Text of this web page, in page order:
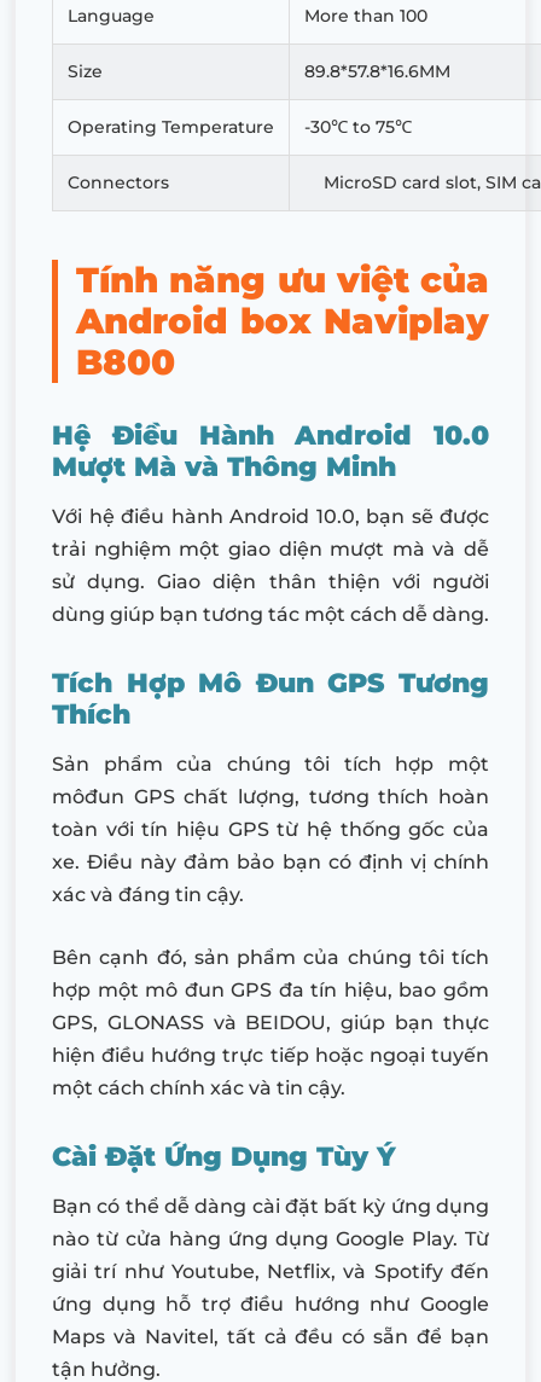
Language More than 100
Size 89.8*57.8*16.6MM
Operating Temperature -30℃ to 75℃
Connectors MicroSD card slot, SIM
Tính năng ưu việt của
Android box Naviplay
B800
Hệ Điều Hành Android 10.0
Mượt Mà và Thông Minh
Với hệ điều hành Android 10.0, bạn sẽ được
trải nghiệm một giao diện mượt mà và dễ
sử dụng. Giao diện thân thiện với người
dùng giúp bạn tương tác một cách dễ dàng.
Tích Hợp Mô Đun GPS Tương
Thích
Sản phẩm của chúng tôi tích hợp một
môđun GPS chất lượng, tương thích hoàn
toàn với tín hiệu GPS từ hệ thống gốc của
xe. Điều này đảm bảo bạn có định vị chính
xác và đáng tin cậy.
Bên cạnh đó, sản phẩm của chúng tôi tích
hợp một mô đun GPS đa tín hiệu, bao gồm
GPS, GLONASS và BEIDOU, giúp bạn thực
hiện điều hướng trực tiếp hoặc ngoại tuyến
một cách chính xác và tin cậy.
Cài Đặt Ứng Dụng Tùy Ý
Bạn có thể dễ dàng cài đặt bất kỳ ứng dụng
nào từ cửa hàng ứng dụng Google Play. Từ
giải trí như Youtube, Netflix, và Spotify đến
ứng dụng hỗ trợ điều hướng như Google
Maps và Navitel, tất cả đều có sẵn để bạn
tận hưởng.